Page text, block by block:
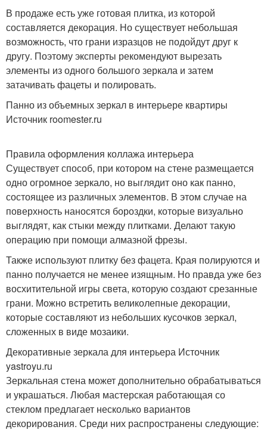
В продаже есть уже готовая плитка, из которой
составляется декорация. Но существует небольшая
возможность, что грани изразцов не подойдут друг к
другу. Поэтому эксперты рекомендуют вырезать
элементы из одного большого зеркала и затем
затачивать фацеты и полировать.
Панно из объемных зеркал в интерьере квартиры
Источник roomester.ru
Правила оформления коллажа интерьера
Существует способ, при котором на стене размещается
одно огромное зеркало, но выглядит оно как панно,
состоящее из различных элементов. В этом случае на
поверхность наносятся бороздки, которые визуально
выглядят, как стыки между плитками. Делают такую
операцию при помощи алмазной фрезы.
Также используют плитку без фацета. Края полируются и
панно получается не менее изящным. Но правда уже без
восхитительной игры света, которую создают срезанные
грани. Можно встретить великолепные декорации,
которые составляют из небольших кусочков зеркал,
сложенных в виде мозаики.
Декоративные зеркала для интерьера Источник
yastroyu.ru
Зеркальная стена может дополнительно обрабатываться
и украшаться. Любая мастерская работающая со
стеклом предлагает несколько вариантов
декорирования. Среди них распространены следующие: